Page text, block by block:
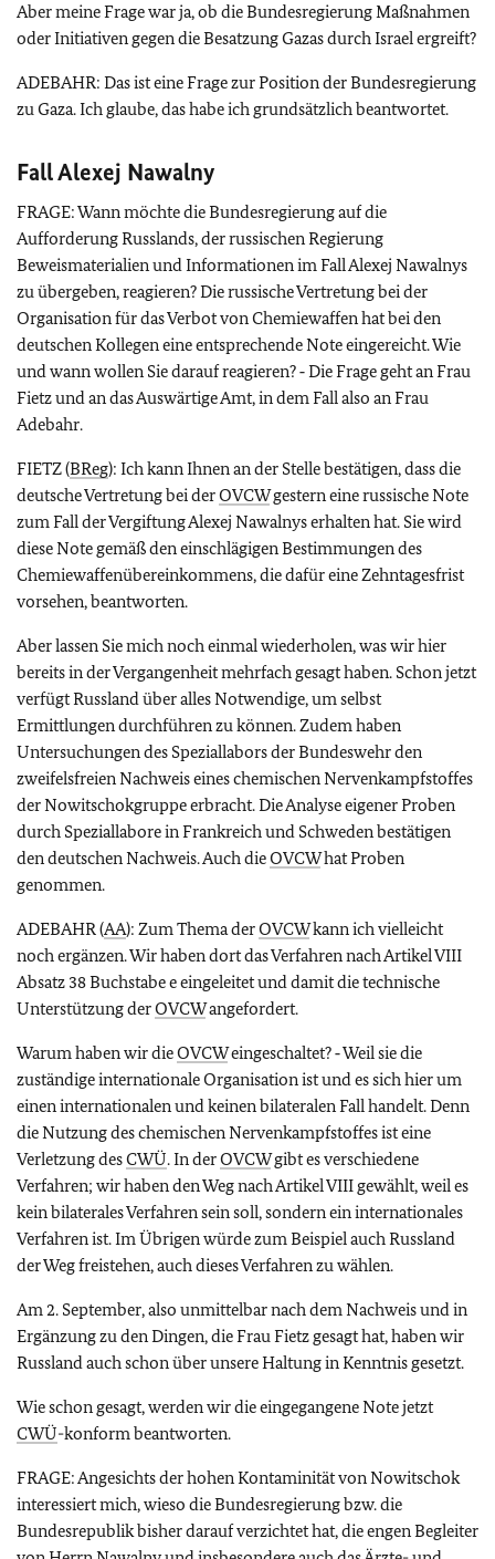
Aber meine Frage war ja, ob die Bundesregierung Maßnahmen
oder Initiativen gegen die Besatzung Gazas durch Israel ergreift?
ADEBAHR: Das ist eine Frage zur Position der Bundesregierung
zu Gaza. Ich glaube, das habe ich grundsätzlich beantwortet.
Fall Alexej Nawalny
FRAGE: Wann möchte die Bundesregierung auf die
Aufforderung Russlands, der russischen Regierung
Beweismaterialien und Informationen im Fall Alexej Nawalnys
zu übergeben, reagieren? Die russische Vertretung bei der
Organisation für das Verbot von Chemiewaffen hat bei den
deutschen Kollegen eine entsprechende Note eingereicht. Wie
und wann wollen Sie darauf reagieren? ‑ Die Frage geht an Frau
Fietz und an das Auswärtige Amt, in dem Fall also an Frau
Adebahr.
FIETZ (BReg): Ich kann Ihnen an der Stelle bestätigen, dass die
deutsche Vertretung bei derOVCWgestern eine russische Note
zum Fall der Vergiftung Alexej Nawalnys erhalten hat. Sie wird
diese Note gemäß den einschlägigen Bestimmungen des
Chemiewaffenübereinkommens, die dafür eine Zehntagesfrist
vorsehen, beantworten.
Aber lassen Sie mich noch einmal wiederholen, was wir hier
bereits in der Vergangenheit mehrfach gesagt haben. Schon jetzt
verfügt Russland über alles Notwendige, um selbst
Ermittlungen durchführen zu können. Zudem haben
Untersuchungen des Speziallabors der Bundeswehr den
zweifelsfreien Nachweis eines chemischen Nervenkampfstoffes
der Nowitschokgruppe erbracht. Die Analyse eigener Proben
durch Speziallabore in Frankreich und Schweden bestätigen
den deutschen Nachweis. Auch dieOVCWhat Proben
genommen.
ADEBAHR (AA): Zum Thema derOVCWkann ich vielleicht
noch ergänzen. Wir haben dort das Verfahren nach Artikel VIII
Absatz 38 Buchstabe e eingeleitet und damit die technische
Unterstützung derOVCWangefordert.
Warum haben wir dieOVCWeingeschaltet? ‑ Weil sie die
zuständige internationale Organisation ist und es sich hier um
einen internationalen und keinen bilateralen Fall handelt. Denn
die Nutzung des chemischen Nervenkampfstoffes ist eine
Verletzung desCWÜ. In derOVCWgibt es verschiedene
Verfahren; wir haben den Weg nach Artikel VIII gewählt, weil es
kein bilaterales Verfahren sein soll, sondern ein internationales
Verfahren ist. Im Übrigen würde zum Beispiel auch Russland
der Weg freistehen, auch dieses Verfahren zu wählen.
Am 2. September, also unmittelbar nach dem Nachweis und in
Ergänzung zu den Dingen, die Frau Fietz gesagt hat, haben wir
Russland auch schon über unsere Haltung in Kenntnis gesetzt.
Wie schon gesagt, werden wir die eingegangene Note jetzt
CWÜ-konform beantworten.
FRAGE: Angesichts der hohen Kontaminität von Nowitschok
interessiert mich, wieso die Bundesregierung bzw. die
Bundesrepublik bisher darauf verzichtet hat, die engen Begleiter